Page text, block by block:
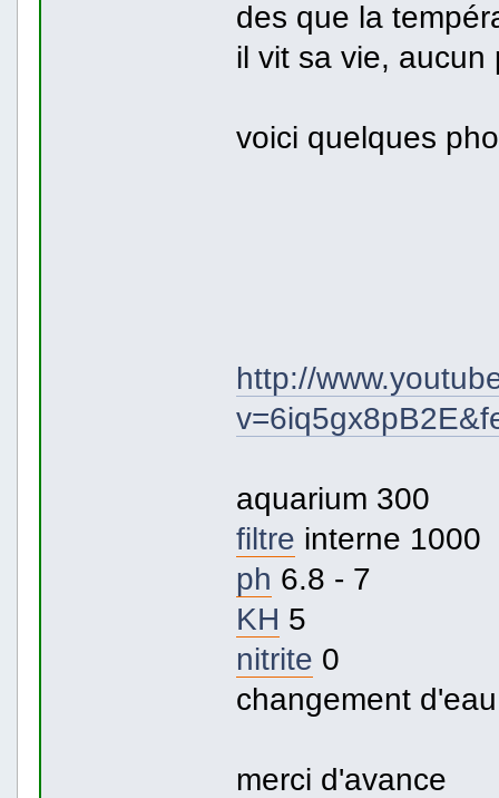
des que la
il vit sa vie, aucun
voici quelques
http://
aquarium 300
filtre interne 1000
ph 6.8 - 7
KH 5
nitrite 0
changement
merci d'avance